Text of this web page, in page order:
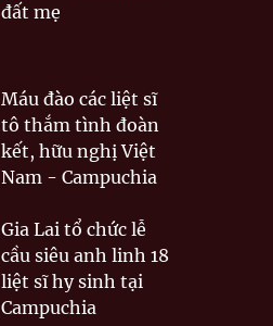
đất mẹ
Máu đào các liệt sĩ
tô thắm tình đoàn
kết, hữu nghị Việt
Nam - Campuchia
Gia Lai tổ chức lễ
cầu siêu anh linh 18
liệt sĩ hy sinh tại
Campuchia